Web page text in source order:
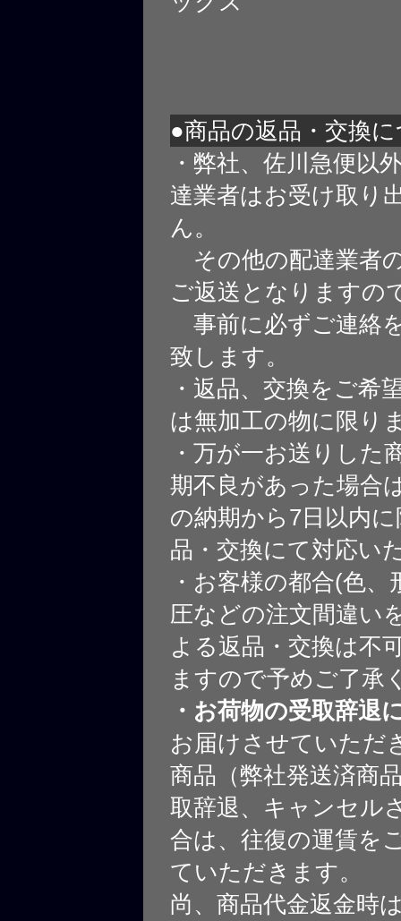
●商品の返品・交換
・弊社、佐川急便以
達業者はお受け取り
ん。
その他の配達業者
ご返送となりますの
事前に必ずご連絡
致します。
・返品、交換をご希
は無加工の物に限り
・万が一お送りした
期不良があった場合
の納期から7日以内
品・交換にて対応い
・お客様の都合(色、
圧などの注文間違い
よる返品・交換は不
ますので予めご了承
・お荷物の受取辞退
お届けさせていただ
商品（弊社発送済商
取辞退、キャンセル
合は、往復の運賃を
ていただきます。
尚、商品代金返金時